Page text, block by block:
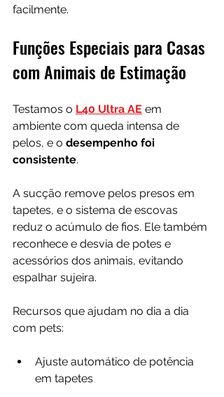
facilmente.
Funções Especiais para Casas
com Animais de Estimação
Testamos o L40 Ultra AE em
ambiente com queda intensa de
pelos, e o desempenho foi
consistente.
A sucção remove pelos presos em
tapetes, e o sistema de escovas
reduz o acúmulo de fios. Ele também
reconhece e desvia de potes e
acessórios dos animais, evitando
espalhar sujeira.
Recursos que ajudam no dia a dia
com pets:
Ajuste automático de potência
em tapetes